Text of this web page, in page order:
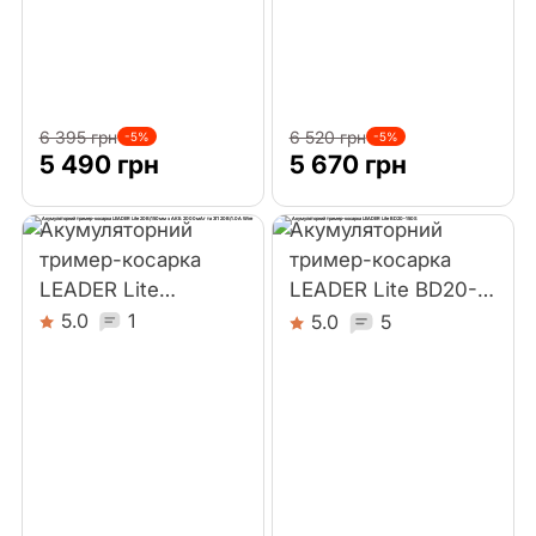
6 395 грн -5%
5 490 грн
6 520 грн -5%
5 670 грн
Акумуляторний
тример-косарка
LEADER Lite
20В/150мм з АКБ
5.0 1
Акумуляторний
тример-косарка
LEADER Lite BD20-
150S
5.0 5